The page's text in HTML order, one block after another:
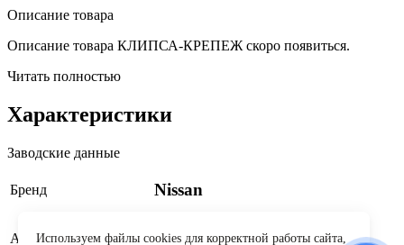
Описание товара
Описание товара КЛИПСА-КРЕПЕЖ скоро появиться.
Читать полностью
Характеристики
Заводские данные
Бренд Nissan
АртикулИспользуем файлы cookies для корректной работы сайта,